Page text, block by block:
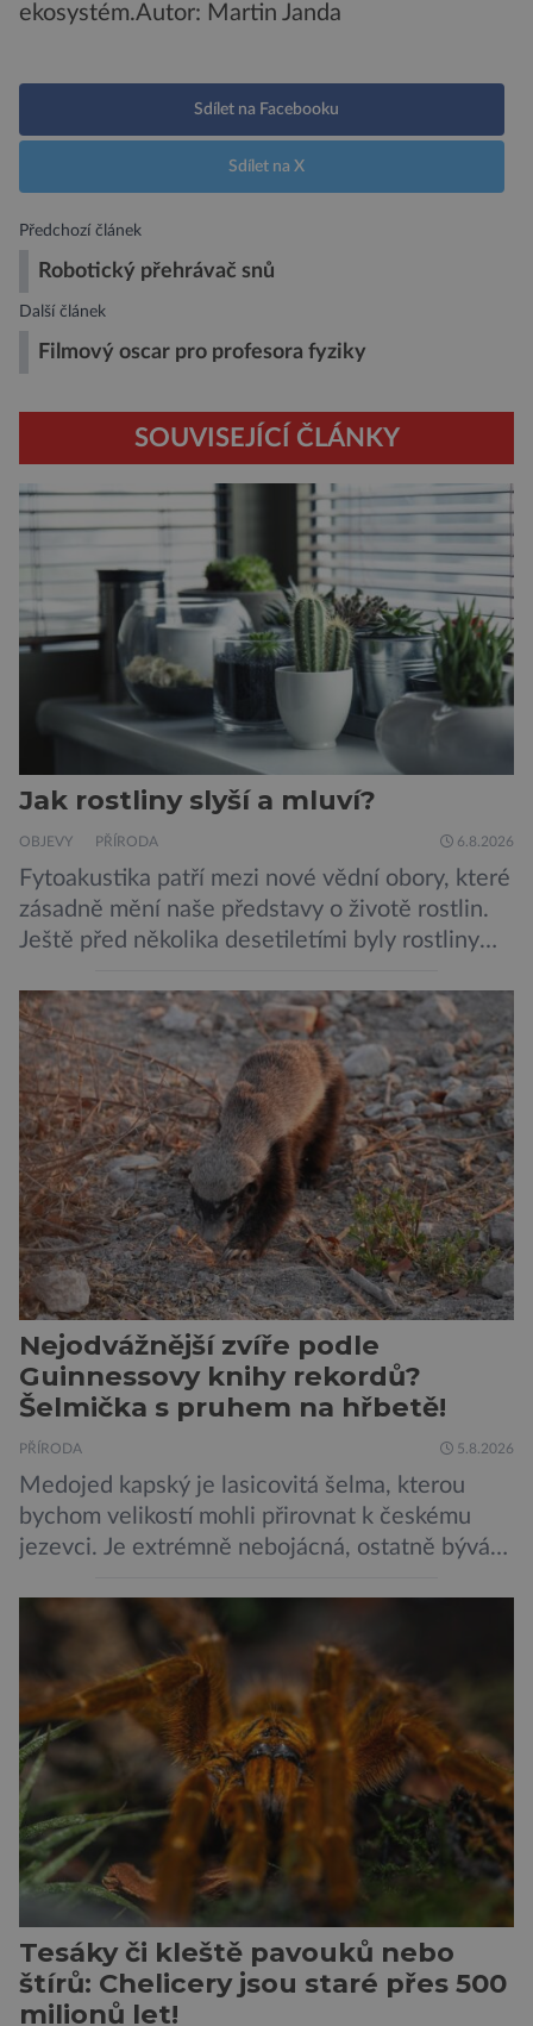
ekosystém.Autor: Martin Janda
Sdílet na Facebooku
Sdílet na X
Předchozí článek
Robotický přehrávač snů
Další článek
Filmový oscar pro profesora fyziky
SOUVISEJÍCÍ ČLÁNKY
Jak rostliny slyší a mluví?
OBJEVY PŘÍRODA 6.8.2026
Fytoakustika patří mezi nové vědní obory, které
zásadně mění naše představy o životě rostlin.
Ještě před několika desetiletími byly rostliny
pouze reagují na změny prostředí. Moderní
výzkum však ukazuje, že skutečnost je mnohem
zajímavější. Rostliny totiž dokážou své okolí
vnímat prostřednictvím mechanických podnětů
a samy také vydávají zvuky […]
Nejodvážnější zvíře podle
Guinnessovy knihy rekordů?
Šelmička s pruhem na hřbetě!
PŘÍRODA 5.8.2026
Medojed kapský je lasicovitá šelma, kterou
bychom velikostí mohli přirovnat k českému
jezevci. Je extrémně nebojácná, ostatně bývá
této souvislosti je dokonce zapsána do
Guinnessovy knihy rekordů. Navzdory svému
názvu nežije pouze v jižní Africe, ale domovem
je mu valná část černého kontinentu a
vyskytuje se rovněž v oblastech […]
Tesáky či kleště pavouků nebo
štírů: Chelicery jsou staré přes 500
milionů let!